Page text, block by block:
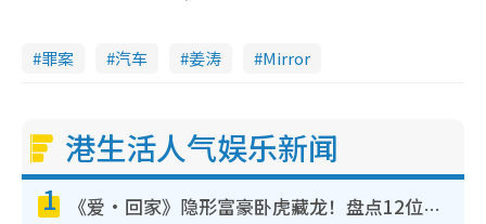
罪案 汽车 姜涛 Mirror
港生活人气娱乐新闻
1 《爱·回家》隐形富豪卧虎藏龙！盘点12位财气逼人的有钱艺人：这位美女3亿身家不愁做